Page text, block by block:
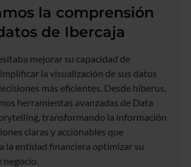
la comprensión
de Ibercaja
mejorar su capacidad de
la visualización de sus datos
más eficientes. Desde hiberus,
herramientas avanzadas de Data
transformando la información
claras y accionables que
la entidad financiera optimizar su
negocio.